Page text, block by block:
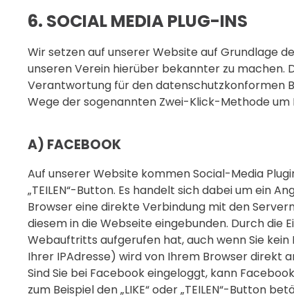
6. SOCIAL MEDIA PLUG-INS
Wir setzen auf unserer Website auf Grundlage
unseren Verein hierüber bekannter zu machen.
Verantwortung für den datenschutzkonformen
Wege der sogenannten Zwei-Klick-Methode
A) FACEBOOK
Auf unserer Website kommen Social-Media
„TEILEN“-Button. Es handelt sich dabei um ein
Browser eine direkte Verbindung mit den
diesem in die Webseite eingebunden. Durch die
Webauftritts aufgerufen hat, auch wenn Sie
Ihrer IPAdresse) wird von Ihrem Browser direkt
Sind Sie bei Facebook eingeloggt, kann
zum Beispiel den „LIKE“ oder „TEILEN“-